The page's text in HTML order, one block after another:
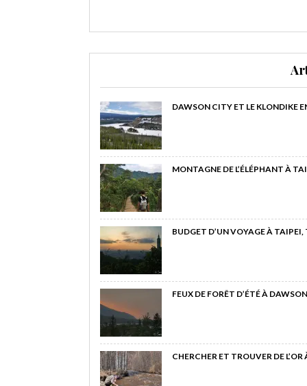
DAWSON CITY ET LE KLONDIKE
MONTAGNE DE L’ÉLÉPHANT À
BUDGET D’UN VOYAGE À
FEUX DE FORÊT D’ÉTÉ À
CHERCHER ET TROUVER DE